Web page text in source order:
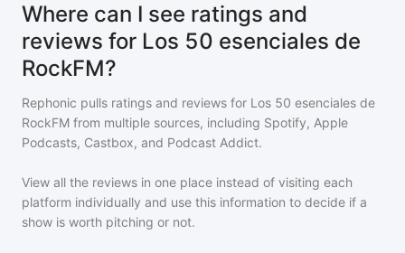
Where can I see ratings and
reviews for Los 50 esenciales de
RockFM?
Rephonic pulls ratings and reviews for Los 50 esenciales de
RockFM from multiple sources, including Spotify, Apple
Podcasts, Castbox, and Podcast Addict.
View all the reviews in one place instead of visiting each
platform individually and use this information to decide if a
show is worth pitching or not.